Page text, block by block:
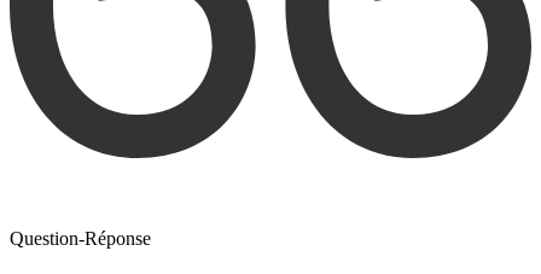
Question-Réponse